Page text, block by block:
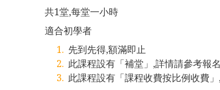
共1堂,每堂一小時
適合初學者
先到先得,額滿即止
此課程設有「補堂」,詳情請參考報
此課程設有「課程收費按比例收費